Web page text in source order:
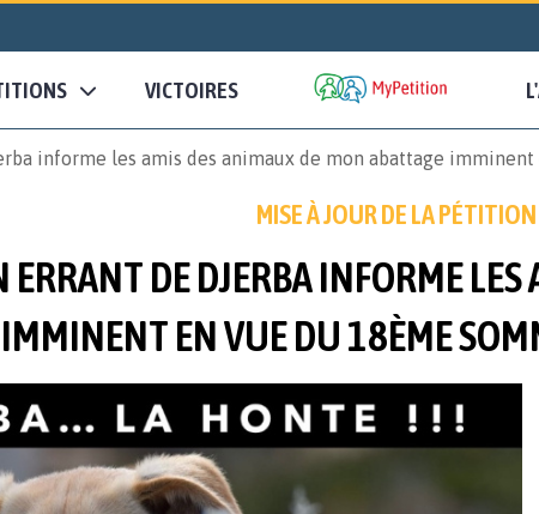
VICTOIRES
informe les amis des animaux de mon abattage
MISE À JOUR DE LA PÉTITION
ERRANT DE DJERBA INFORME
EN VUE DU 18ÈME